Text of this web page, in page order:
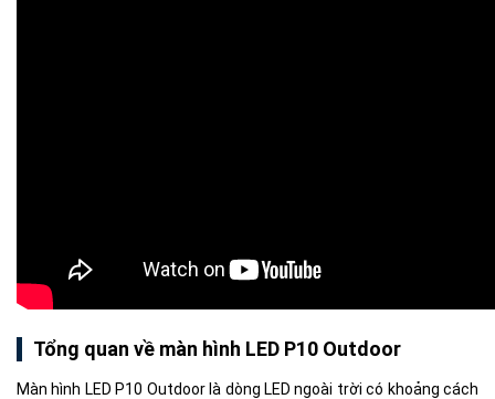
Tổng quan về màn hình LED P10 Outdoor
Màn hình LED P10 Outdoor là dòng LED ngoài trời có khoảng cách